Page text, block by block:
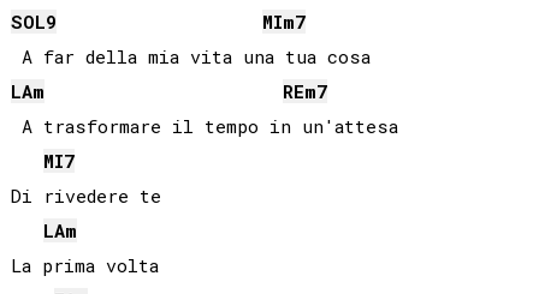
SOL9 MIm7
A far della mia vita una tua cosa
LAm REm7
A trasformare il tempo in un'attesa
MI7
Di rivedere te
LAm
La prima volta